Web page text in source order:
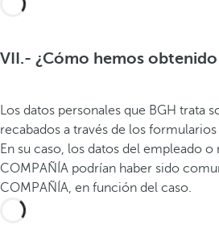
VII.- ¿Cómo hemos obtenido
Los datos personales que BGH trata
recabados a través de los
En su caso, los datos del empleado
COMPAÑÍA podrían haber sido
COMPAÑÍA, en función del caso.